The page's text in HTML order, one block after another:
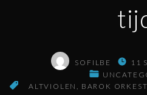
SOFILBE
11
ALTVIOLEN BAROK ORKEST